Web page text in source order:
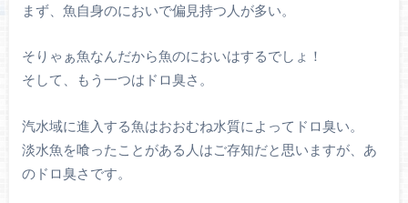
まず、魚自身のにおいで偏見持つ人が多い。
そりゃぁ魚なんだから魚のにおいはするでしょ！
そして、もう一つはドロ臭さ。
汽水域に進入する魚はおおむね水質によってドロ臭い。
淡水魚を喰ったことがある人はご存知だと思いますが、あ
のドロ臭さです。